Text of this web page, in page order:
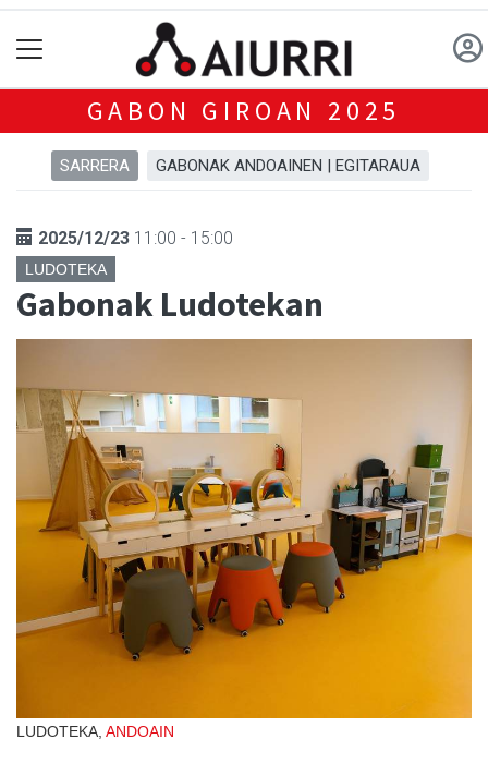
GABON GIROAN 2025
SARRERA GABONAK ANDOAINEN | EGITARAUA
2025/12/23 11:00 - 15:00
LUDOTEKA
Gabonak Ludotekan
LUDOTEKA, ANDOAIN